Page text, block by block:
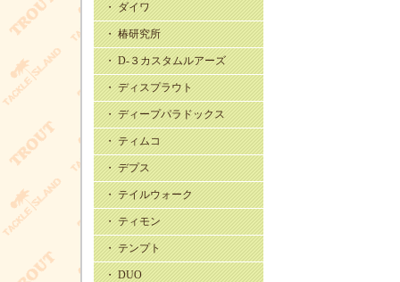
・ ダイワ
・ 椿研究所
・ D-３カスタムルアーズ
・ ディスプラウト
・ ディープパラドックス
・ ティムコ
・ デプス
・ テイルウォーク
・ ティモン
・ テンプト
・ DUO